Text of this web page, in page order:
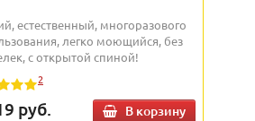
естественный, многоразового
легко моющийся, без
с открытой спиной!
2
руб. В корзину